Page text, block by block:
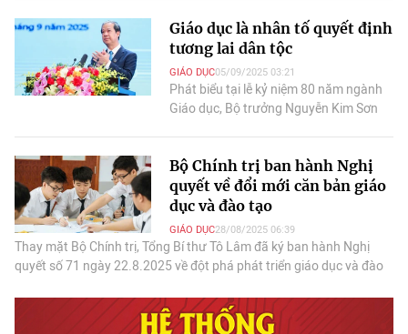
Giáo dục là nhân tố quyết định
tương lai dân tộc
GIÁO DỤC05/09/2025 03:21
Phát biểu tại lễ kỷ niệm 80 năm ngành
Giáo dục, Bộ trưởng Nguyễn Kim Sơn
Bộ Chính trị ban hành Nghị
quyết về đổi mới căn bản giáo
dục và đào tạo
GIÁO DỤC28/08/2025 06:39
Thay mặt Bộ Chính trị, Tổng Bí thư Tô Lâm đã ký ban hành Nghị
quyết số 71 ngày 22.8.2025 về đột phá phát triển giáo dục và đào